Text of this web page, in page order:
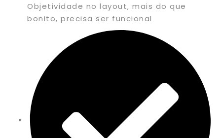
Objetividade no layout, mais do que
bonito, precisa ser funcional